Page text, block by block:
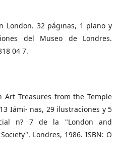
London. 32 páginas, 1 plano y
del Museo de Londres.
04 7.
Art Treasures from the Temple
Iámi- nas, 29 ilustraciones y 5
n? 7 de la "London and
Londres, 1986. ISBN: O